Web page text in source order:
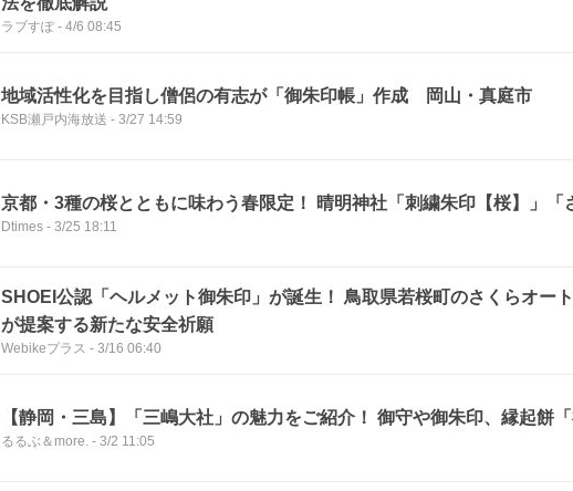
ラブすぽ- 4/6 08:45
地域活性化を目指し僧侶の有志が「御朱印帳」作成 岡山・真庭市
KSB瀬戸内海放送 - 3/27 14:59
京都・3種の桜とともに味わう春限定！ 晴明神社「刺繍朱印【桜】」「
Dtimes - 3/25 18:11
SHOEI公認「ヘルメット御朱印」が誕生！ 鳥取県若桜町のさくらオー
が提案する新たな安全祈願
Webikeプラス - 3/16 06:40
【静岡・三島】「三嶋大社」の魅力をご紹介！ 御守や御朱印、縁起餅
るるぶ＆more. - 3/2 11:05